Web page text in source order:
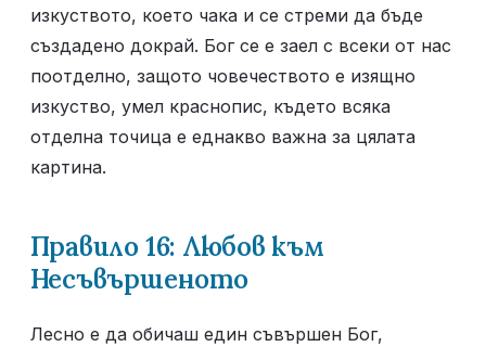
изкуството, което чака и се стреми да бъде
създадено докрай. Бог се е заел с всеки от нас
поотделно, защото човечеството е изящно
изкуство, умел краснопис, където всяка
отделна точица е еднакво важна за цялата
картина.
Правило 16: Любов към
Несъвършеното
Лесно е да обичаш един съвършен Бог,